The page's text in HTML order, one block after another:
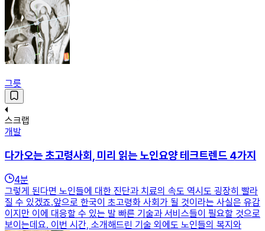
그릇
스크랩
개발
다가오는 초고령사회, 미리 읽는 노인요양 테크트렌드 4가지
4분
그렇게 된다면 노인들에 대한 진단과 치료의 속도 역시도 굉장히 빨라
질 수 있겠죠.앞으로 한국이 초고령화 사회가 될 것이라는 사실은 유감
이지만 이에 대응할 수 있는 발 빠른 기술과 서비스들이 필요할 것으로
보이는데요. 이번 시간, 소개해드린 기술 외에도 노인들의 복지와